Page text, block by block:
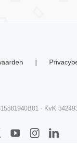
- KvK
YouTubeInstagram